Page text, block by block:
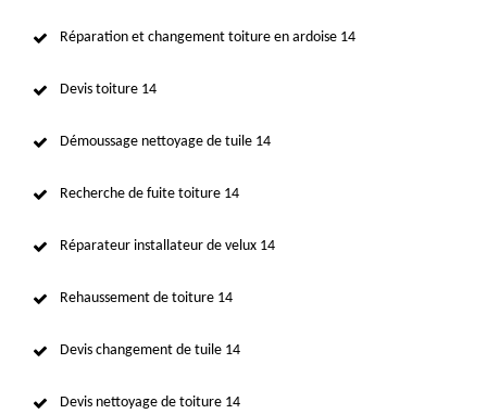
Réparation et changement toiture en ardoise 14
Devis toiture 14
Démoussage nettoyage de tuile 14
Recherche de fuite toiture 14
Réparateur installateur de velux 14
Rehaussement de toiture 14
Devis changement de tuile 14
Devis nettoyage de toiture 14